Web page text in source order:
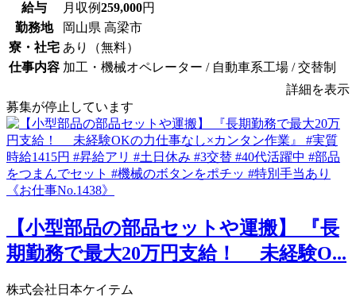
給与 月収例259,000円
勤務地
岡山県 高梁市
寮・社宅 あり（無料）
仕事内容 加工・機械オペレーター / 自動車系工場 / 交替制
詳細を表示
募集が停止しています
【小型部品の部品セットや運搬】 『長
期勤務で最大20万円支給！ 未経験O...
株式会社日本ケイテム